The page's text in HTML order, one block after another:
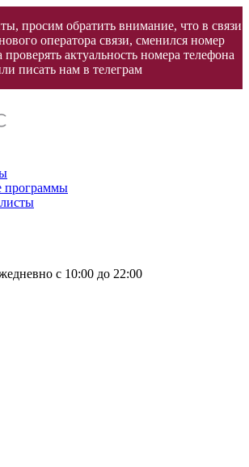
просим обратить внимание, что в связи
оператора связи, сменился номер
проверять актуальность номера телефона
писать нам в телеграм
программы
с 10:00 до 22:00